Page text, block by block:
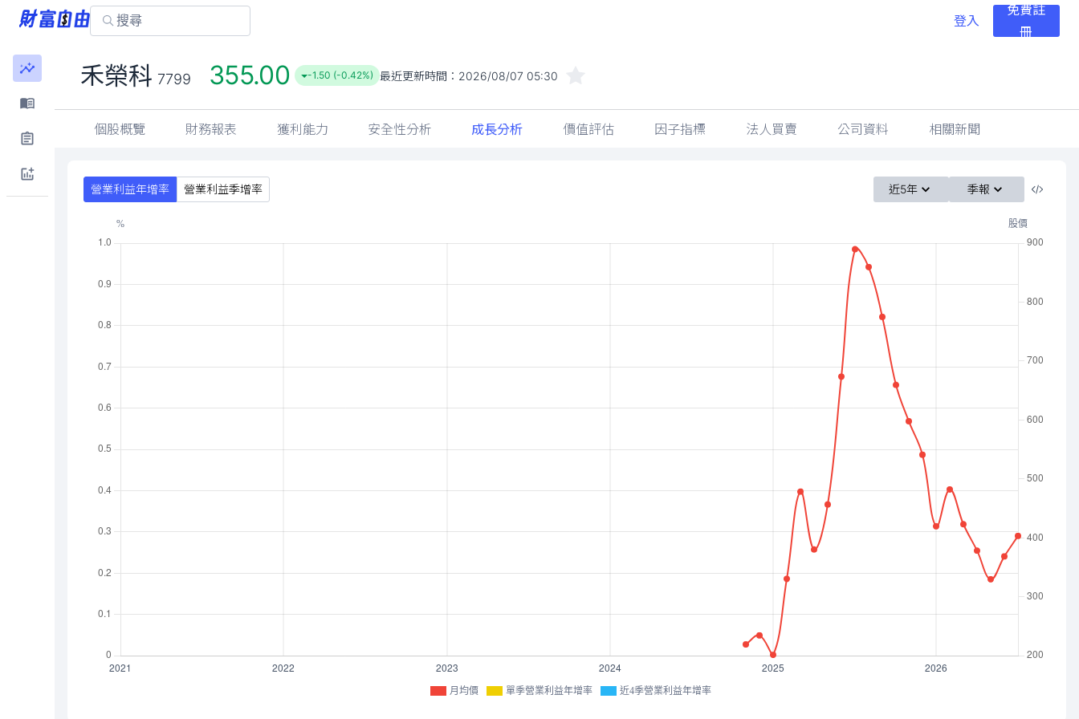
登入
免費註
冊
禾榮科 7799 355.00 -1.50 (-0.42%) 最近更新時間： 2026/08/07 05:30
個股概覽 財務報表 獲利能力 安全性分析 成長分析 價值評估 因子指標 法人買賣 公司資料 相關新聞
營業利益年增率 營業利益季增率 近5年 季報
月均價 單季營業利益年增率 近4季營業利益年增率